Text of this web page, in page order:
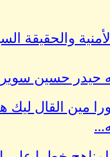
والحقيقة
حيدر حسين
القال ليك